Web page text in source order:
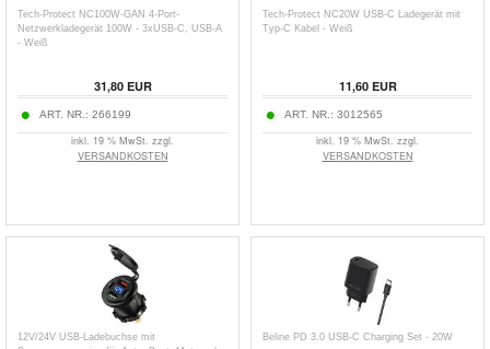
Tech-Protect NC100W-GAN 4-Port-
Netzwerkladegerät 100W - 3xUSB-C, USB-A
- Weiß
31,80EUR
ART. NR.: 266199
inkl. 19 % MwSt. zzgl.
VERSANDKOSTEN
Tech-Protect NC20W USB-C Ladegerät mit
Typ-C Kabel - Weiß
11,60EUR
ART. NR.: 3012565
inkl. 19 % MwSt. zzgl.
VERSANDKOSTEN
12V/24V USB-Ladebuchse mit
Beline PD 3.0 USB-C Charging Set - 20W